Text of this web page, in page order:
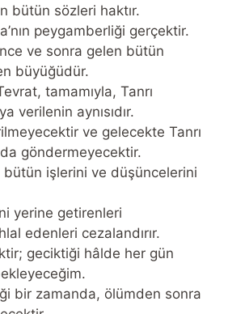
bütün sözleri haktır.
peygamberliği gerçektir.
ve sonra gelen bütün
büyüğüdür.
tamamıyla, Tanrı
verilenin aynısıdır.
ve gelecekte Tanrı
göndermeyecektir.
bütün işlerini ve düşüncelerini
yerine getirenleri
edenleri cezalandırır.
geciktiği hâlde her gün
bir zamanda, ölümden sonra